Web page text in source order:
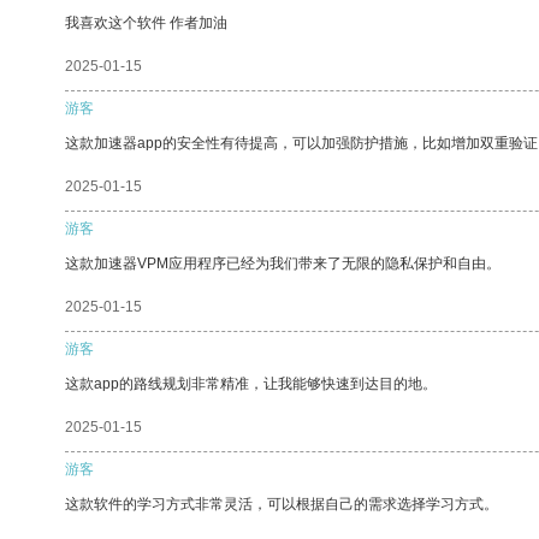
我喜欢这个软件 作者加油
2025-01-15
游客
这款加速器app的安全性有待提高，可以加强防护措施，比如增加双重验
2025-01-15
游客
这款加速器VPM应用程序已经为我们带来了无限的隐私保护和自由。
2025-01-15
游客
这款app的路线规划非常精准，让我能够快速到达目的地。
2025-01-15
游客
这款软件的学习方式非常灵活，可以根据自己的需求选择学习方式。